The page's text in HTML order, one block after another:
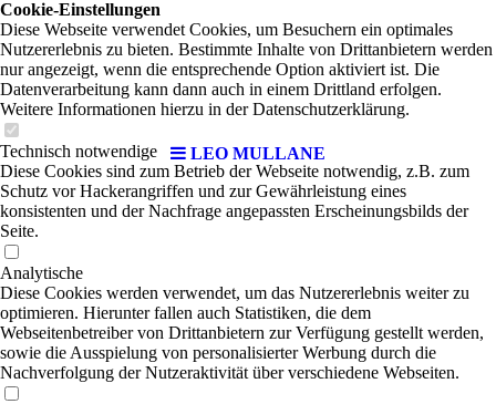
LEO MULLANE
Cookie-Einstellungen
Diese Webseite verwendet Cookies, um Besuchern ein optimales
Nutzererlebnis zu bieten. Bestimmte Inhalte von Drittanbietern werden
nur angezeigt, wenn die entsprechende Option aktiviert ist. Die
Datenverarbeitung kann dann auch in einem Drittland erfolgen.
Weitere Informationen hierzu in der Datenschutzerklärung.
Technisch notwendige
Diese Cookies sind zum Betrieb der Webseite notwendig, z.B. zum
Schutz vor Hackerangriffen und zur Gewährleistung eines
konsistenten und der Nachfrage angepassten Erscheinungsbilds der
Seite.
Analytische
Diese Cookies werden verwendet, um das Nutzererlebnis weiter zu
optimieren. Hierunter fallen auch Statistiken, die dem
Webseitenbetreiber von Drittanbietern zur Verfügung gestellt werden,
sowie die Ausspielung von personalisierter Werbung durch die
Nachverfolgung der Nutzeraktivität über verschiedene Webseiten.